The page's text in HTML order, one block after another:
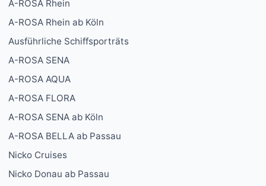
A-ROSA Rhein
A-ROSA Rhein ab Köln
Ausführliche Schiffsporträts
A-ROSA SENA
A-ROSA AQUA
A-ROSA FLORA
A-ROSA SENA ab Köln
A-ROSA BELLA ab Passau
Nicko Cruises
Nicko Donau ab Passau